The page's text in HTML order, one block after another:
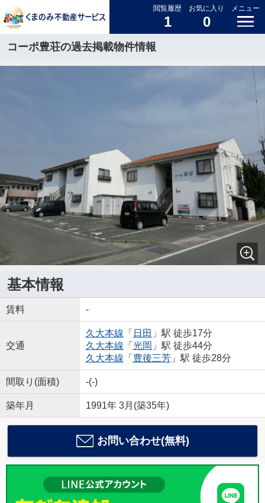
閲覧履歴
1
お気に入り
0
メニュー
コーポ豊荘の過去掲載物件情報
基本情報
賃料 -
交通
久大本線 「 日田 」駅 徒歩17分
久大本線 「 光岡 」駅 徒歩44分
久大本線 「 豊後三芳」駅 徒歩28分
間取り(面積) -(-)
築年月 1991年 3月(築35年)
お問い合わせ(無料)